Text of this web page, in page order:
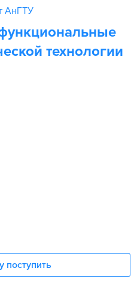
АнГТУ
технологии
поступить